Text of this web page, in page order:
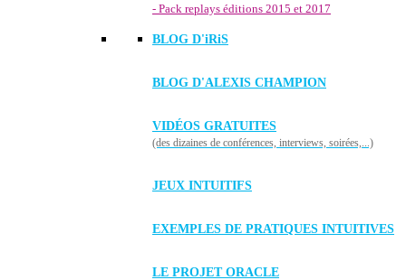
- Pack replays éditions 2015 et 2017
BLOG D'iRiS
BLOG D'ALEXIS CHAMPION
VIDÉOS GRATUITES
(des dizaines de conférences, interviews, soirées,...)
JEUX INTUITIFS
EXEMPLES DE PRATIQUES INTUITIVES
LE PROJET ORACLE